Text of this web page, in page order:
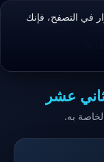
الصفوف
عشر
به.
في التصفح، فإنك